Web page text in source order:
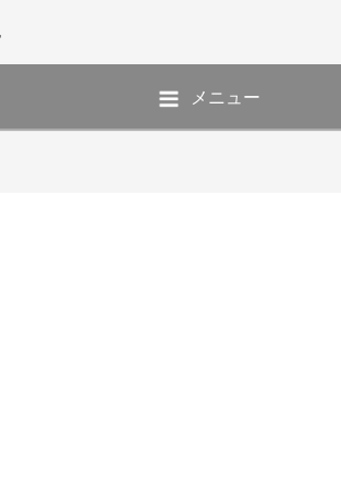
メニュー